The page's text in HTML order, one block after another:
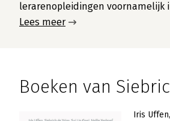
lerarenopleidingen voornamelijk
Lees meer
Boeken van
Iris Uffen